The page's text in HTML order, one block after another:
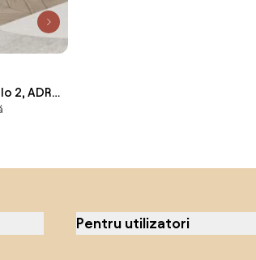
2, ADRK
Pentru utilizatori